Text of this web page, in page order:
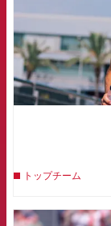
トップチーム